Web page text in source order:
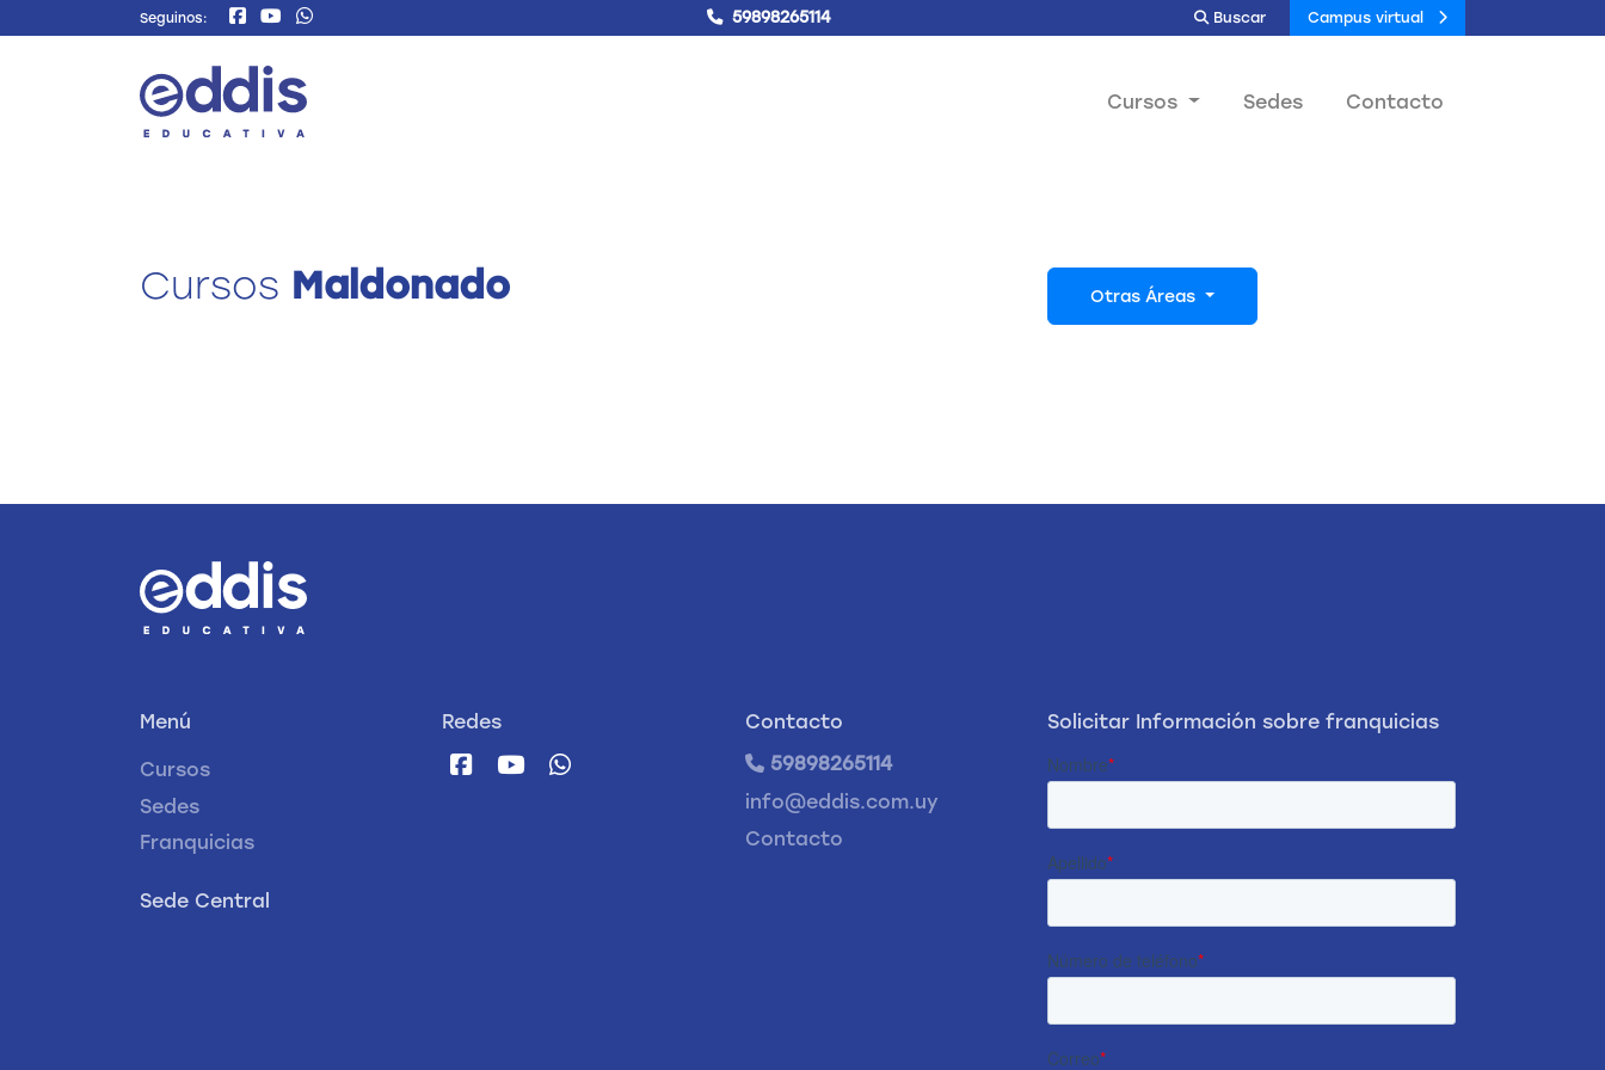
Seguinos: 59898265114 Buscar Campus virtual
Cursos Sedes Contacto
Cursos Maldonado Otras Áreas
Menú
Cursos
Sedes
Franquicias
Redes
Contacto
59898265114
info@eddis.com.uy
Contacto
Sede Central
Solicitar Información sobre franquicias